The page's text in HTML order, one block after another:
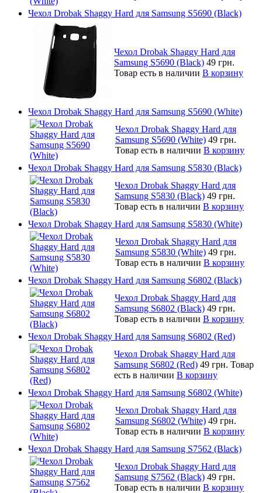
Чехол Drobak Shaggy Hard для Samsung S5690 (Black)
Чехол Drobak Shaggy Hard для
Samsung S5690 (Black) 49 грн.
Товар есть в наличии В корзину
Чехол Drobak Shaggy Hard для Samsung S5690 (White)
Чехол Drobak Shaggy Hard для
Samsung S5690 (White) 49 грн.
Товар есть в наличии В корзину
Чехол Drobak Shaggy Hard для Samsung S5830 (Black)
Чехол Drobak Shaggy Hard для
Samsung S5830 (Black) 49 грн.
Товар есть в наличии В корзину
Чехол Drobak Shaggy Hard для Samsung S5830 (White)
Чехол Drobak Shaggy Hard для
Samsung S5830 (White) 49 грн.
Товар есть в наличии В корзину
Чехол Drobak Shaggy Hard для Samsung S6802 (Black)
Чехол Drobak Shaggy Hard для
Samsung S6802 (Black) 49 грн.
Товар есть в наличии В корзину
Чехол Drobak Shaggy Hard для Samsung S6802 (Red)
Чехол Drobak Shaggy Hard для
Samsung S6802 (Red) 49 грн. Товар
есть в наличии В корзину
Чехол Drobak Shaggy Hard для Samsung S6802 (White)
Чехол Drobak Shaggy Hard для
Samsung S6802 (White) 49 грн.
Товар есть в наличии В корзину
Чехол Drobak Shaggy Hard для Samsung S7562 (Black)
Чехол Drobak Shaggy Hard для
Samsung S7562 (Black) 49 грн.
Товар есть в наличии В корзину